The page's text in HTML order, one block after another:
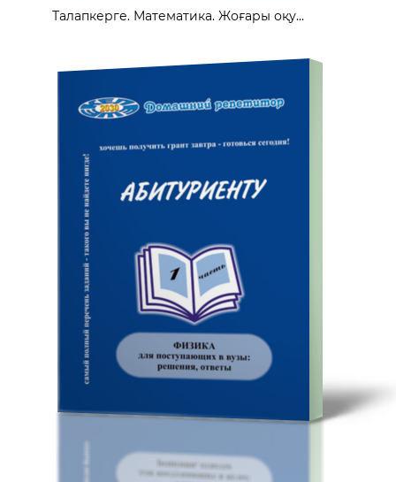
Талапкерге. Математика. Жоғары оқу...